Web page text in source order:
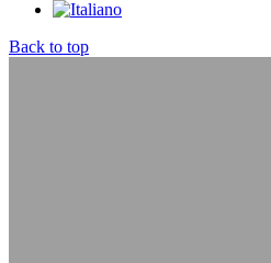
Back to top